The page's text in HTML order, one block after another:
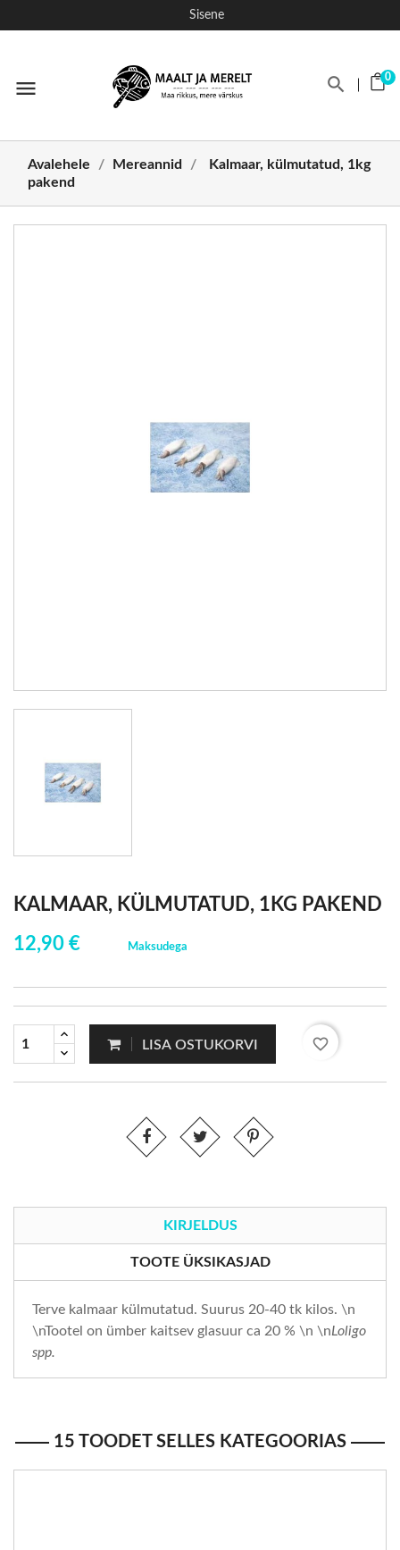
Sisene
menu 0
Avalehele Mereannid
Kalmaar, külmutatud, 1kg
pakend
KALMAAR, KÜLMUTATUD, 1KG PAKEND
12,90 €
Maksudega
LISA OSTUKORVI favorite_border
KIRJELDUS
TOOTE ÜKSIKASJAD
Terve kalmaar külmutatud. Suurus 20-40 tk kilos. \n
\nTootel on ümber kaitsev glasuur ca 20 % \n \nLoligo
spp.
15 TOODET SELLES KATEGOORIAS